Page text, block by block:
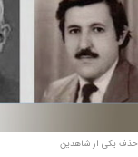
حذف یکی از شاهدین